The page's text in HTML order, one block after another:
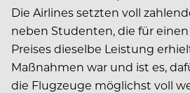
Die Airlines setzten voll
neben Studenten, die für
Preises dieselbe Leistung
Maßnahmen war und ist es,
die Flugzeuge möglichst voll